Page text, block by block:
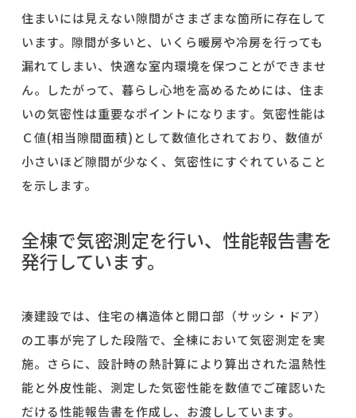
住まいには見えない隙間がさまざまな箇所に存在して
います。隙間が多いと、いくら暖房や冷房を行っても
漏れてしまい、快適な室内環境を保つことができませ
ん。したがって、暮らし心地を高めるためには、住ま
いの気密性は重要なポイントになります。気密性能は
Ｃ値(相当隙間面積) として数値化されており、数値が
小さいほど隙間が少なく、気密性にすぐれていること
を示します。
全棟で気密測定を行い、性能報告書を
発行しています。
湊建設では、住宅の構造体と開口部（サッシ・ドア）
の工事が完了した段階で、全棟において気密測定を実
施。さらに、設計時の熱計算により算出された温熱性
能と外皮性能、測定した気密性能を数値でご確認いた
だける性能報告書を作成し、お渡ししています。